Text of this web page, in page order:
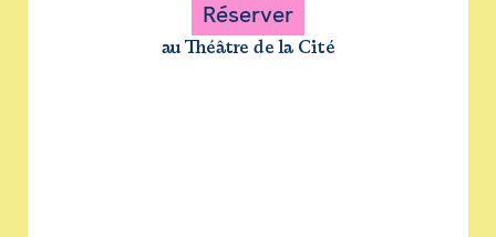
Réserver
au Théâtre de la Cité